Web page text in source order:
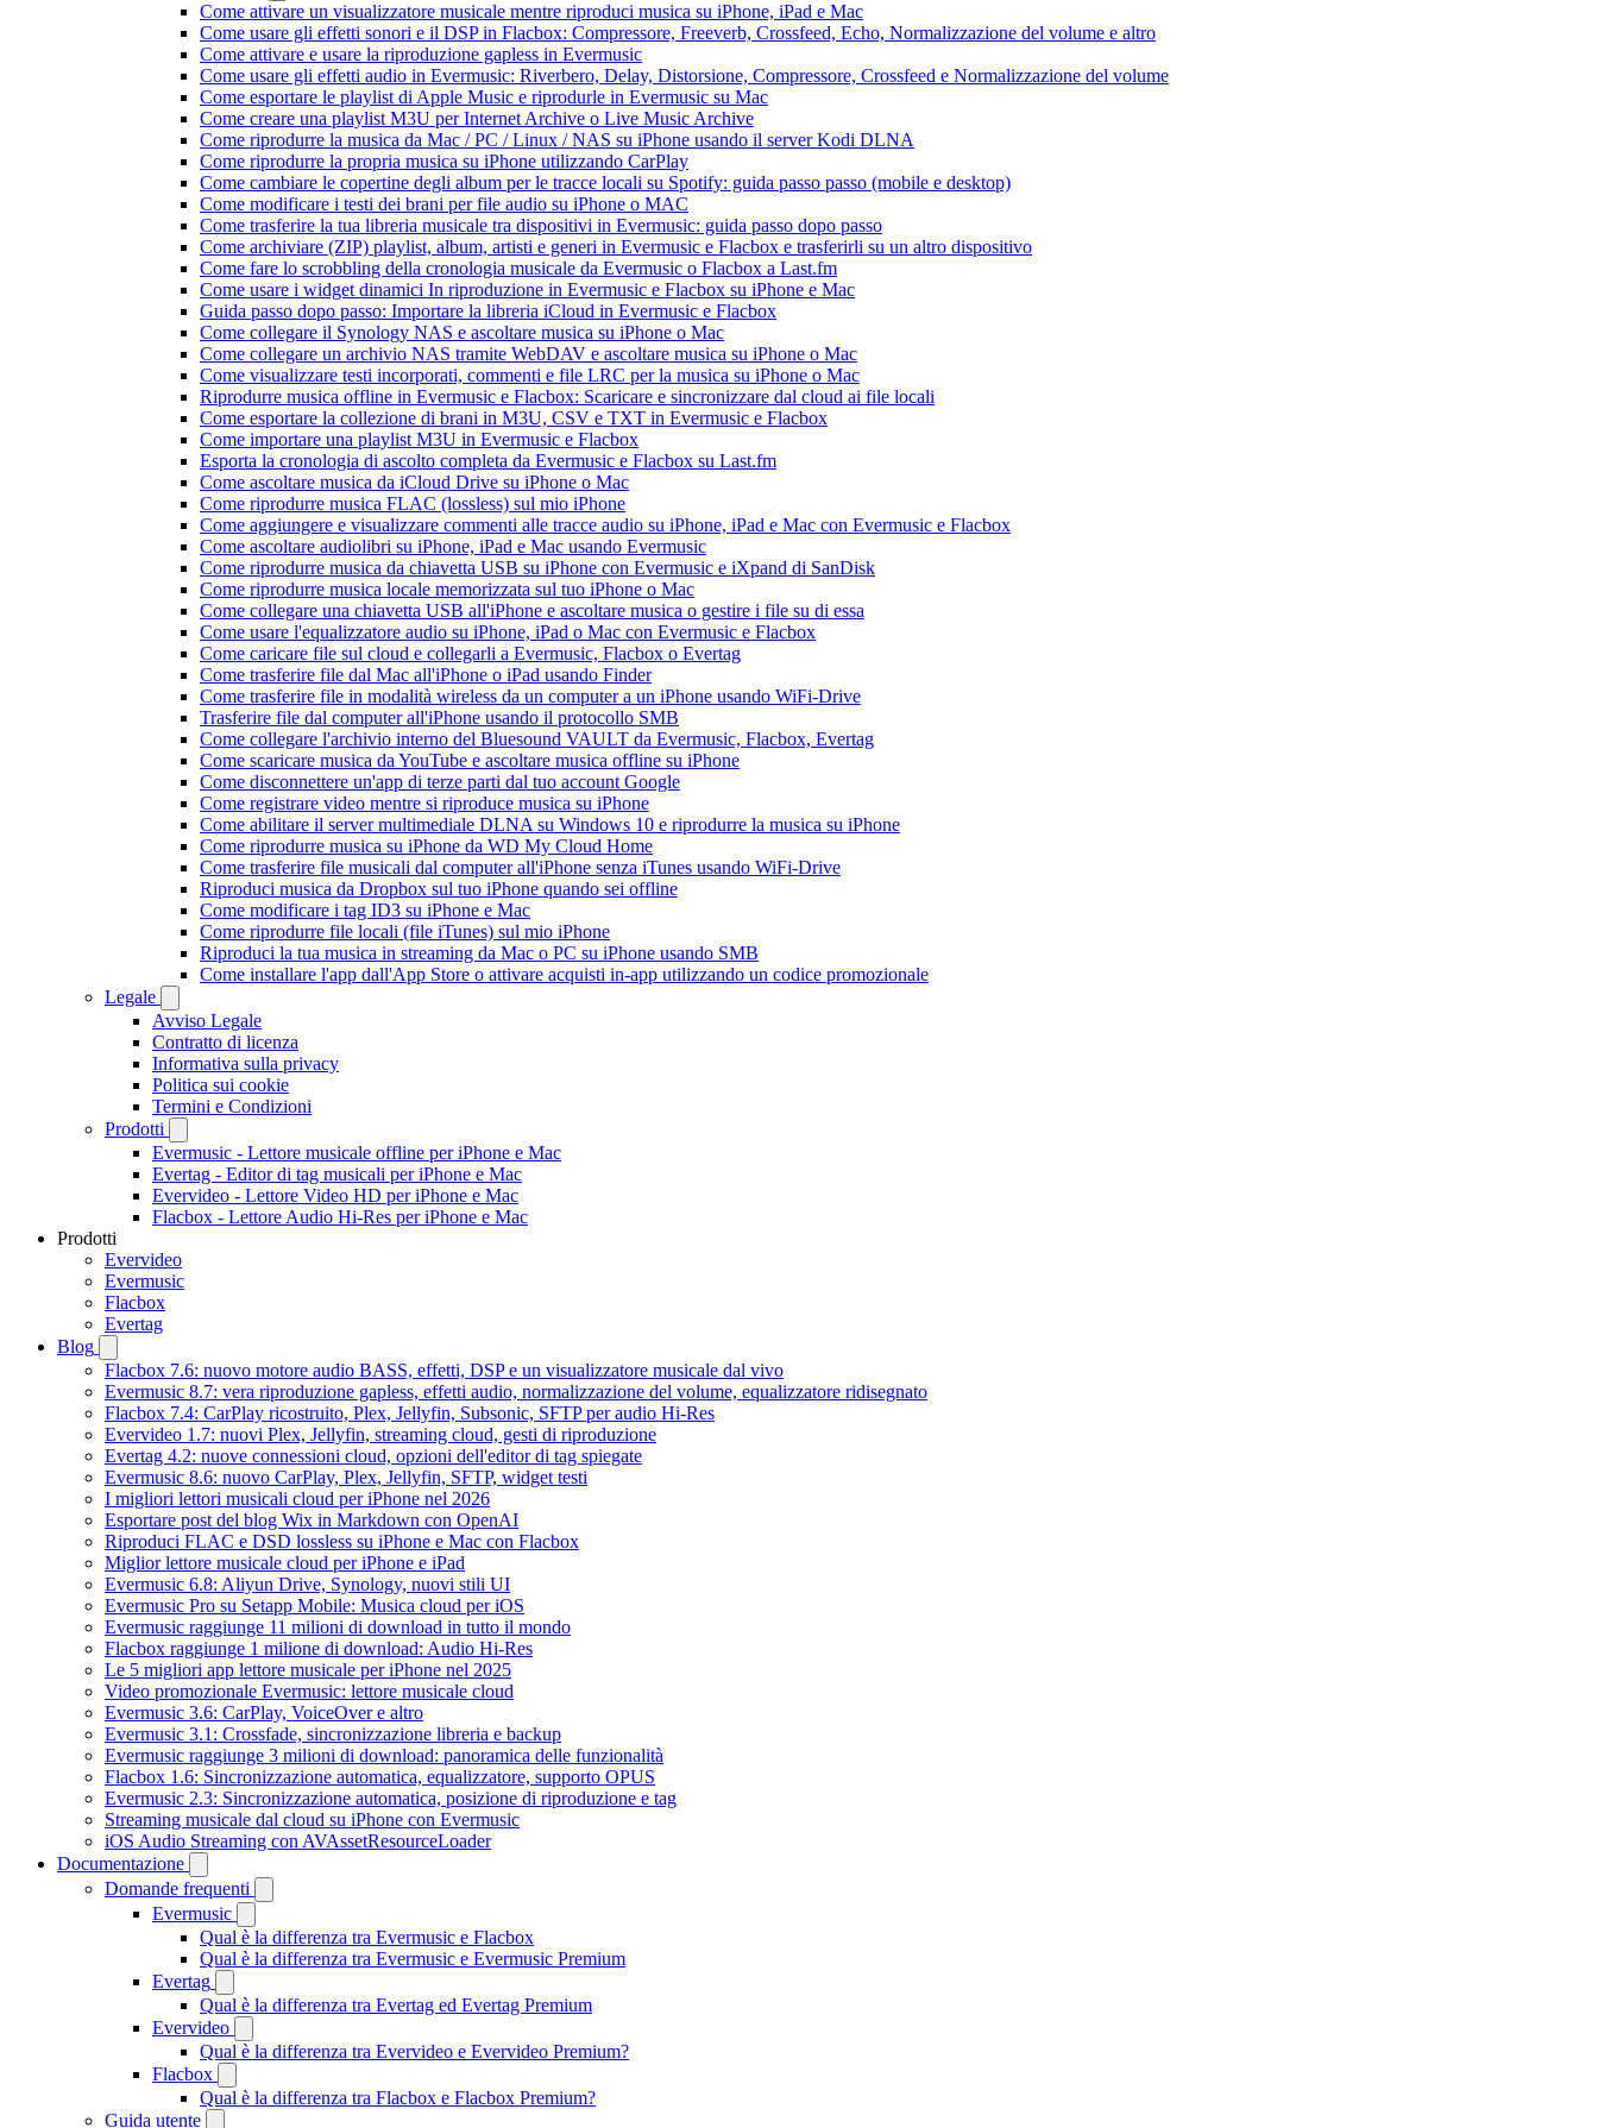
Come attivare un visualizzatore musicale mentre riproduci musica su iPhone, iPad e Mac
Come usare gli effetti sonori e il DSP in Flacbox: Compressore, Freeverb, Crossfeed, Echo, Normalizzazione del volume e altro
Come attivare e usare la riproduzione gapless in Evermusic
Come usare gli effetti audio in Evermusic: Riverbero, Delay, Distorsione, Compressore, Crossfeed e Normalizzazione del volume
Come esportare le playlist di Apple Music e riprodurle in Evermusic su Mac
Come creare una playlist M3U per Internet Archive o Live Music Archive
Come riprodurre la musica da Mac / PC / Linux / NAS su iPhone usando il server Kodi DLNA
Come riprodurre la propria musica su iPhone utilizzando CarPlay
Come cambiare le copertine degli album per le tracce locali su Spotify: guida passo passo (mobile e desktop)
Come modificare i testi dei brani per file audio su iPhone o MAC
Come trasferire la tua libreria musicale tra dispositivi in Evermusic: guida passo dopo passo
Come archiviare (ZIP) playlist, album, artisti e generi in Evermusic e Flacbox e trasferirli su un altro dispositivo
Come fare lo scrobbling della cronologia musicale da Evermusic o Flacbox a Last.fm
Come usare i widget dinamici In riproduzione in Evermusic e Flacbox su iPhone e Mac
Guida passo dopo passo: Importare la libreria iCloud in Evermusic e Flacbox
Come collegare il Synology NAS e ascoltare musica su iPhone o Mac
Come collegare un archivio NAS tramite WebDAV e ascoltare musica su iPhone o Mac
Come visualizzare testi incorporati, commenti e file LRC per la musica su iPhone o Mac
Riprodurre musica offline in Evermusic e Flacbox: Scaricare e sincronizzare dal cloud ai file locali
Come esportare la collezione di brani in M3U, CSV e TXT in Evermusic e Flacbox
Come importare una playlist M3U in Evermusic e Flacbox
Esporta la cronologia di ascolto completa da Evermusic e Flacbox su Last.fm
Come ascoltare musica da iCloud Drive su iPhone o Mac
Come riprodurre musica FLAC (lossless) sul mio iPhone
Come aggiungere e visualizzare commenti alle tracce audio su iPhone, iPad e Mac con Evermusic e Flacbox
Come ascoltare audiolibri su iPhone, iPad e Mac usando Evermusic
Come riprodurre musica da chiavetta USB su iPhone con Evermusic e iXpand di SanDisk
Come riprodurre musica locale memorizzata sul tuo iPhone o Mac
Come collegare una chiavetta USB all'iPhone e ascoltare musica o gestire i file su di essa
Come usare l'equalizzatore audio su iPhone, iPad o Mac con Evermusic e Flacbox
Come caricare file sul cloud e collegarli a Evermusic, Flacbox o Evertag
Come trasferire file dal Mac all'iPhone o iPad usando Finder
Come trasferire file in modalità wireless da un computer a un iPhone usando WiFi-Drive
Trasferire file dal computer all'iPhone usando il protocollo SMB
Come collegare l'archivio interno del Bluesound VAULT da Evermusic, Flacbox, Evertag
Come scaricare musica da YouTube e ascoltare musica offline su iPhone
Come disconnettere un'app di terze parti dal tuo account Google
Come registrare video mentre si riproduce musica su iPhone
Come abilitare il server multimediale DLNA su Windows 10 e riprodurre la musica su iPhone
Come riprodurre musica su iPhone da WD My Cloud Home
Come trasferire file musicali dal computer all'iPhone senza iTunes usando WiFi-Drive
Riproduci musica da Dropbox sul tuo iPhone quando sei offline
Come modificare i tag ID3 su iPhone e Mac
Come riprodurre file locali (file iTunes) sul mio iPhone
Riproduci la tua musica in streaming da Mac o PC su iPhone usando SMB
Come installare l'app dall'App Store o attivare acquisti in-app utilizzando un codice promozionale
Legale
Avviso Legale
Contratto di licenza
Informativa sulla privacy
Politica sui cookie
Termini e Condizioni
Prodotti
Evermusic - Lettore musicale offline per iPhone e Mac
Evertag - Editor di tag musicali per iPhone e Mac
Evervideo - Lettore Video HD per iPhone e Mac
Flacbox - Lettore Audio Hi-Res per iPhone e Mac
Prodotti
Evervideo
Evermusic
Flacbox
Evertag
Blog
Flacbox 7.6: nuovo motore audio BASS, effetti, DSP e un visualizzatore musicale dal vivo
Evermusic 8.7: vera riproduzione gapless, effetti audio, normalizzazione del volume, equalizzatore ridisegnato
Flacbox 7.4: CarPlay ricostruito, Plex, Jellyfin, Subsonic, SFTP per audio Hi-Res
Evervideo 1.7: nuovi Plex, Jellyfin, streaming cloud, gesti di riproduzione
Evertag 4.2: nuove connessioni cloud, opzioni dell'editor di tag spiegate
Evermusic 8.6: nuovo CarPlay, Plex, Jellyfin, SFTP, widget testi
I migliori lettori musicali cloud per iPhone nel 2026
Esportare post del blog Wix in Markdown con OpenAI
Riproduci FLAC e DSD lossless su iPhone e Mac con Flacbox
Miglior lettore musicale cloud per iPhone e iPad
Evermusic 6.8: Aliyun Drive, Synology, nuovi stili UI
Evermusic Pro su Setapp Mobile: Musica cloud per iOS
Evermusic raggiunge 11 milioni di download in tutto il mondo
Flacbox raggiunge 1 milione di download: Audio Hi-Res
Le 5 migliori app lettore musicale per iPhone nel 2025
Video promozionale Evermusic: lettore musicale cloud
Evermusic 3.6: CarPlay, VoiceOver e altro
Evermusic 3.1: Crossfade, sincronizzazione libreria e backup
Evermusic raggiunge 3 milioni di download: panoramica delle funzionalità
Flacbox 1.6: Sincronizzazione automatica, equalizzatore, supporto OPUS
Evermusic 2.3: Sincronizzazione automatica, posizione di riproduzione e tag
Streaming musicale dal cloud su iPhone con Evermusic
iOS Audio Streaming con AVAssetResourceLoader
Documentazione
Domande frequenti
Evermusic
Qual è la differenza tra Evermusic e Flacbox
Qual è la differenza tra Evermusic e Evermusic Premium
Evertag
Qual è la differenza tra Evertag ed Evertag Premium
Evervideo
Qual è la differenza tra Evervideo e Evervideo Premium?
Flacbox
Qual è la differenza tra Flacbox e Flacbox Premium?
Guida utente